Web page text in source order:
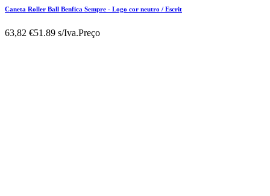
Caneta Roller Ball Benfica Sempre - Logo cor neutro / Escrit
63,82 €51.89 s/Iva.Preço